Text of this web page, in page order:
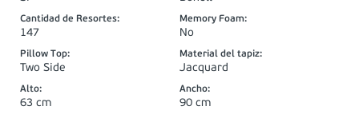
Cantidad de Resortes:
147
Memory Foam:
No
Pillow Top:
Two Side
Material del tapiz:
Jacquard
Alto:
63 cm
Ancho:
90 cm